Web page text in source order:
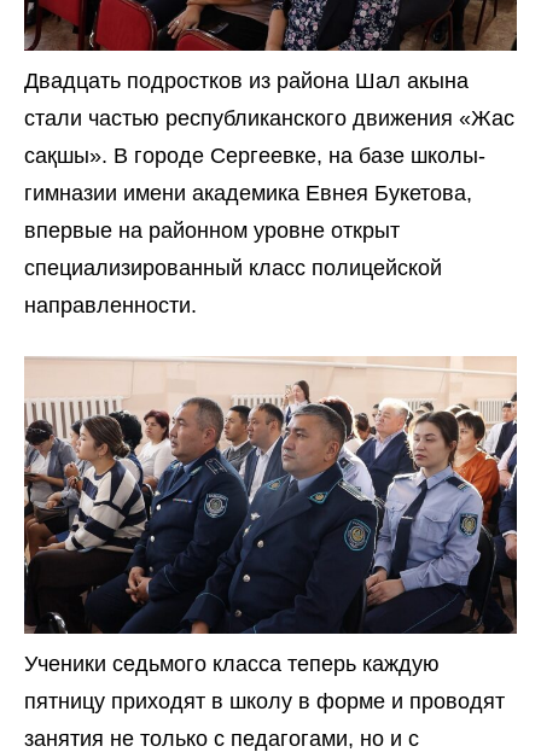
Двадцать подростков из района Шал акына
стали частью республиканского движения «Жас
сақшы». В городе Сергеевке, на базе школы-
гимназии имени академика Евнея Букетова,
впервые на районном уровне открыт
специализированный класс полицейской
направленности.
Ученики седьмого класса теперь каждую
пятницу приходят в школу в форме и проводят
занятия не только с педагогами, но и с